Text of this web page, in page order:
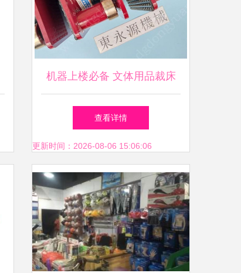
机器上楼必备 文体用品裁床
避震脚全攻略
查看详情
更新时间：2026-08-06 15:06:06